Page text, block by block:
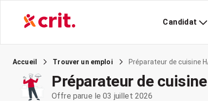
Candidat
Accueil Trouver un emploi Préparateur de cuisine
Préparateur de
Offre parue le 03 juillet 2026